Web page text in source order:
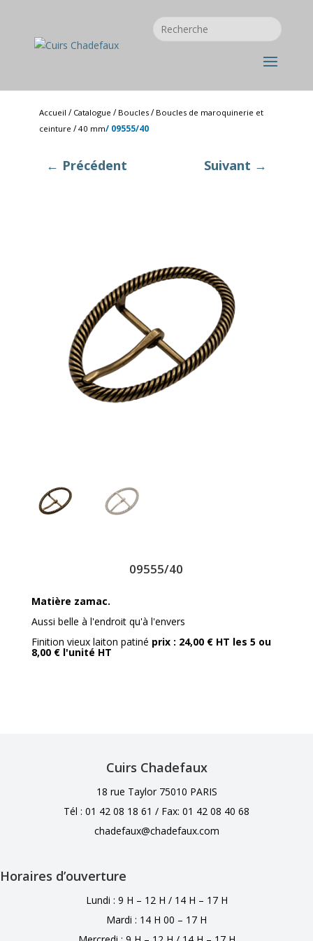
Accueil / Catalogue / Boucles / Boucles de maroquinerie et
ceinture /40 mm/ 09555/40
← Précédent Suivant →
09555/40
Matière zamac.
Aussi belle à l'endroit qu'à l'envers
Finition vieux laiton patiné prix : 24,00 € HT les 5 ou
8,00 € l'unité HT
Cuirs Chadefaux
18 rue Taylor 75010 PARIS
Tél : 01 42 08 18 61 / Fax: 01 42 08 40 68
chadefaux@chadefaux.com
Horaires d’ouverture
Lundi : 9 H – 12 H / 14 H – 17 H
Mardi : 14 H 00 – 17 H